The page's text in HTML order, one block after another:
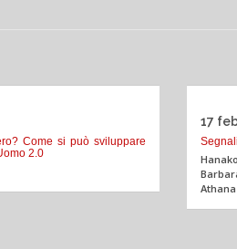
Come si può sviluppare
2.0
17